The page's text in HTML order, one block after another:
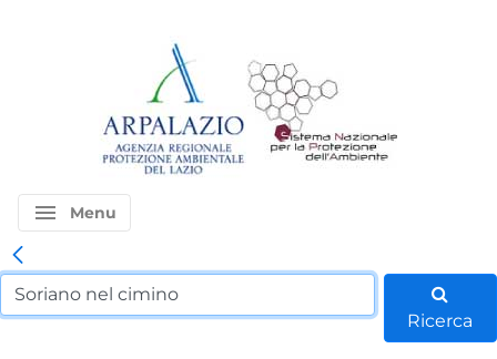
menu Menu
Ricerca